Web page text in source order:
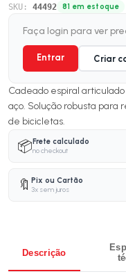
SKU: 44492 81 em estoque
Faça login para ver
Entrar Criar
Cadeado espiral
aço. Solução robusta para
de bicicletas.
📦Frete calculado
no checkout
🔖 Pix ou Cartão
3x sem juros
Descrição